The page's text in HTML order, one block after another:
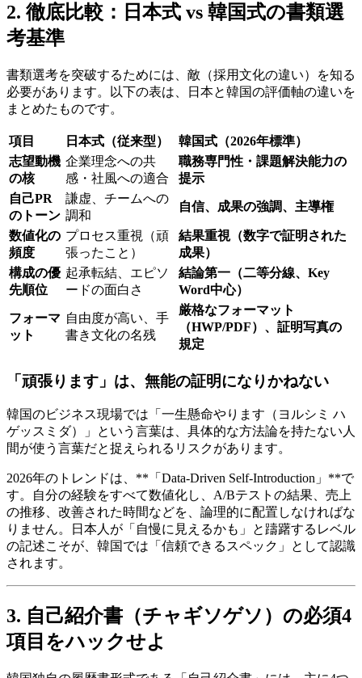
2. 徹底比較：日本式 vs 韓国式の書類選
考基準
書類選考を突破するためには、敵（採用文化の違い）を知る
必要があります。以下の表は、日本と韓国の評価軸の違いを
まとめたものです。
項目 日本式（従来型）
韓国式（2026年標準）
志望動機
の核
企業理念への共
感・社風への適合
職務専門性・課題解決能力の
提示
自己PR
のトーン
謙虚、チームへの
調和
自信、成果の強調、主導権
数値化の
頻度
プロセス重視（頑
張ったこと）
結果重視（数字で証明された
成果）
構成の優
先順位
起承転結、エピソ
ードの面白さ
結論第一（二等分線、Key
Word中心）
フォーマ
ット
自由度が高い、手
書き文化の名残
厳格なフォーマット
（HWP/PDF）、証明写真の
規定
「頑張ります」は、無能の証明になりかねない
韓国のビジネス現場では「一生懸命やります（ヨルシミ ハ
ゲッスミダ）」という言葉は、具体的な方法論を持たない人
間が使う言葉だと捉えられるリスクがあります。
2026年のトレンドは、**「Data-Driven Self-Introduction」**で
す。自分の経験をすべて数値化し、A/Bテストの結果、売上
の推移、改善された時間などを、論理的に配置しなければな
りません。日本人が「自慢に見えるかも」と躊躇するレベル
の記述こそが、韓国では「信頼できるスペック」として認識
されます。
3. 自己紹介書（チャギソゲソ）の必須4
項目をハックせよ